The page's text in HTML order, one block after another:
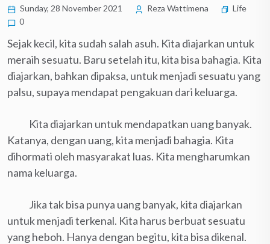
Sunday, 28 November 2021 Reza Wattimena
Life
0
Sejak kecil, kita sudah salah asuh. Kita diajarkan untuk
meraih sesuatu. Baru setelah itu, kita bisa bahagia. Kita
diajarkan, bahkan dipaksa, untuk menjadi sesuatu yang
palsu, supaya mendapat pengakuan dari keluarga.
Kita diajarkan untuk mendapatkan uang banyak.
Katanya, dengan uang, kita menjadi bahagia. Kita
dihormati oleh masyarakat luas. Kita mengharumkan
nama keluarga.
Jika tak bisa punya uang banyak, kita diajarkan
untuk menjadi terkenal. Kita harus berbuat sesuatu
yang heboh. Hanya dengan begitu, kita bisa dikenal.